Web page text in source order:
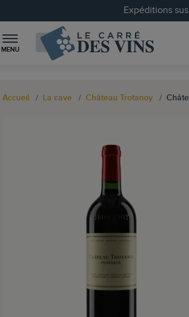
Expéditions
MENU
Accueil La cave Château Trotanoy